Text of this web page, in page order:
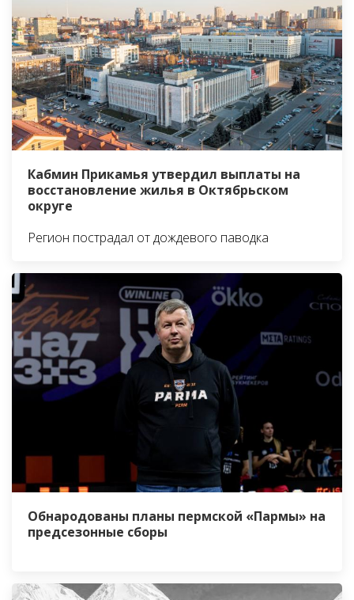
Кабмин Прикамья утвердил выплаты на
восстановление жилья в Октябрьском
округе
Регион пострадал от дождевого паводка
Обнародованы планы пермской «Пармы» на
предсезонные сборы